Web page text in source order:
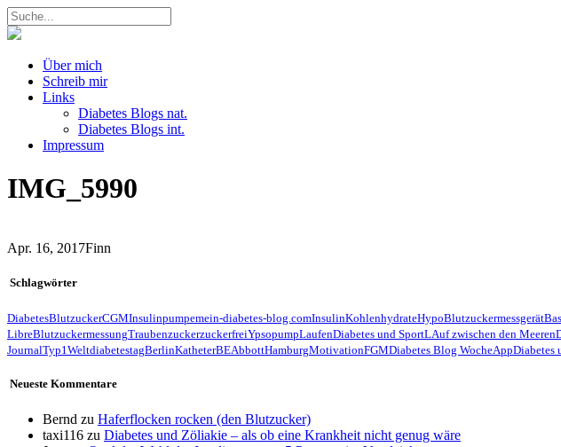
Über mich
Schreib mir
Links
Diabetes Blogs nat.
Diabetes Blogs int.
Impressum
IMG_5990
Apr. 16, 2017Finn
Schlagwörter
DiabetesBlutzuckerCGMInsulinpumpemein-diabetes-blog.comInsulinKohlenhydrateHypoBlutzuckermessgerät
LibreBlutzuckermessungTraubenzuckerzuckerfreiYpsopumpLaufenDiabetes und SportLAuf zwischen den Meeren
JournalTyp1WeltdiabetestagBerlinKatheterBEAbbottHamburgMotivationFGMDiabetes Blog WocheAppDiabetes
Neueste Kommentare
Bernd zu Haferflocken rocken (den Blutzucker)
taxi116 zu Diabetes und Zöliakie – als ob eine Krankheit nicht genug wäre